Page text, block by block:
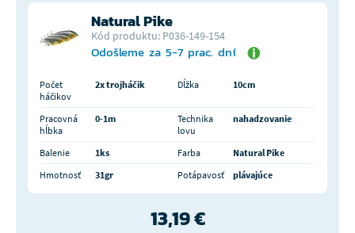
Natural Pike
Kód produktu: P036-149-154
Odošleme za 5-7 prac. dní
Počet
háčikov
2x trojháčik Dĺžka 10cm
Pracovná
hĺbka
0-1m
Technika
lovu
nahadzovanie
Balenie 1ks Farba
Natural Pike
Hmotnosť
31gr Potápavosť plávajúce
13,19 €